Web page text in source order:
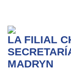
LA FILIAL
MADRYN